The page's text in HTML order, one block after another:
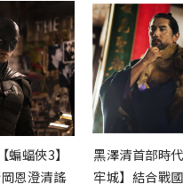
蝠俠3】
恩澄清謠
黑澤清首部時
牢城】結合戰